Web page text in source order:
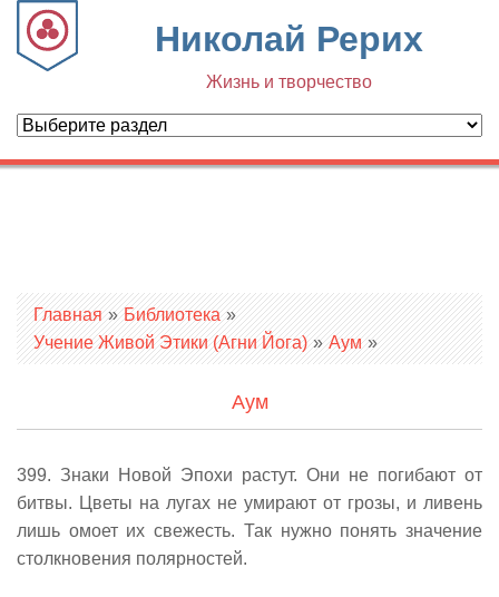
Николай Рерих
Жизнь и творчество
Вы здесь
Главная » Библиотека »
Учение Живой Этики (Агни Йога) » Аум »
Аум
399. Знаки Новой Эпохи растут. Они не погибают от
битвы. Цветы на лугах не умирают от грозы, и ливень
лишь омоет их свежесть. Так нужно понять значение
столкновения полярностей.